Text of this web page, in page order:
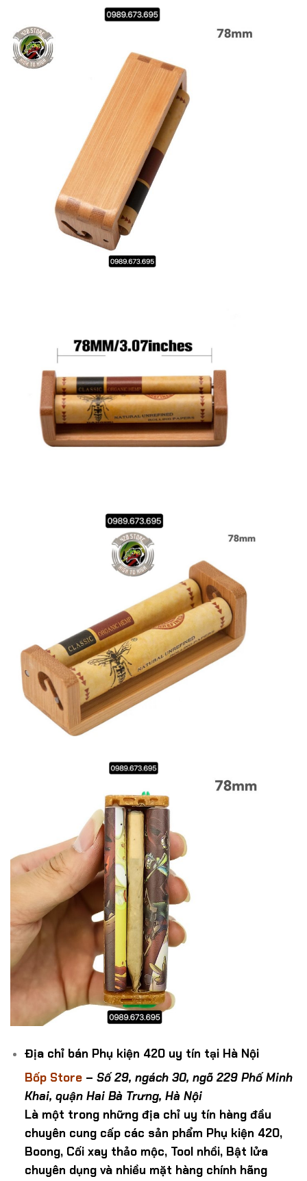
Địa chỉ bán Phụ kiện 420 uy tín tại Hà Nội
Bốp Store– Số 29, ngách 30, ngõ 229 Phố Minh
Khai, quận Hai Bà Trưng, Hà Nội
Là một trong những địa chỉ uy tín hàng đầu
chuyên cung cấp các sản phẩm Phụ kiện 420,
Boong, Cối xay thảo mộc, Tool nhồi, Bật lửa
chuyên dụng và nhiều mặt hàng chính hãng